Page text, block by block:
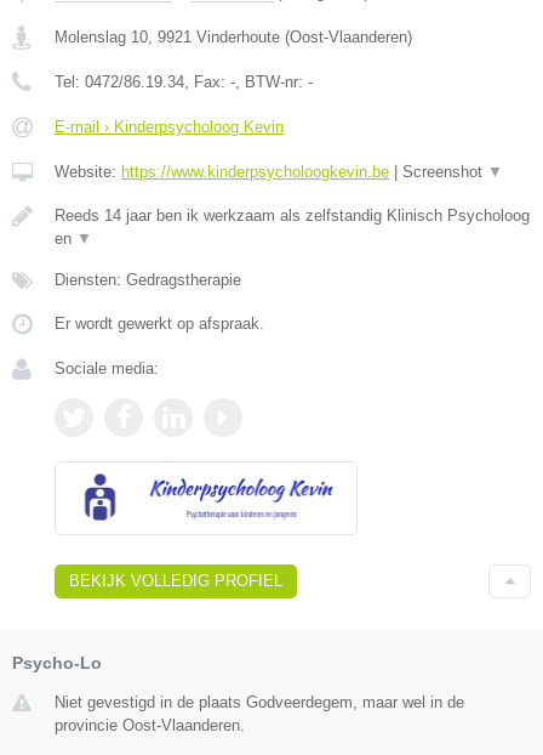
Molenslag 10, 9921 Vinderhoute (Oost-Vlaanderen)
Tel: 0472/86.19.34, Fax: -, BTW-nr: -
E-mail › Kinderpsycholoog Kevin
Website: https://www.kinderpsycholoogkevin.be Screenshot ▼
Reeds 14 jaar ben ik werkzaam als zelfstandig Klinisch Psycholoog
en ▼
Diensten: Gedragstherapie
Er wordt gewerkt op afspraak.
Sociale media:
BEKIJK VOLLEDIG PROFIEL
Psycho-Lo
Niet gevestigd in de plaats Godveerdegem, maar wel in de
provincie Oost-Vlaanderen.